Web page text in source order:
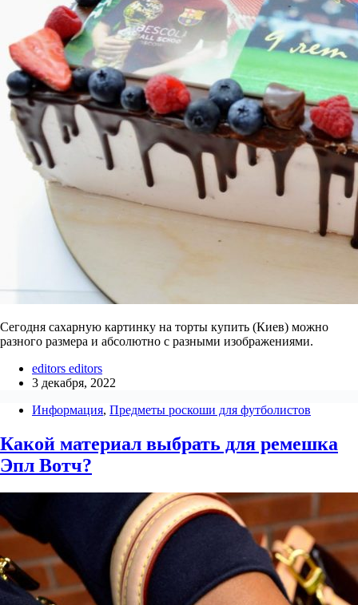
Сегодня сахарную картинку на торты купить (Киев) можно
разного размера и абсолютно с разными изображениями.
editors editors
3 декабря, 2022
Информация, Предметы роскоши для футболистов
Какой материал выбрать для ремешка
Эпл Вотч?